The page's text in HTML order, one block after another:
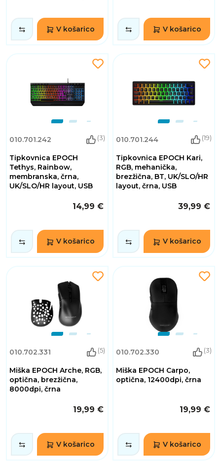
V košarico V košarico
010.701.242 (3)
Tipkovnica EPOCH
Tethys, Rainbow,
membranska, črna,
UK/SLO/HR layout, USB
14,99 €
V košarico
010.701.244 (19)
Tipkovnica EPOCH Kari,
RGB, mehanička,
brezžična, BT, UK/SLO/HR
layout, črna, USB
39,99 €
V košarico
010.702.331 (5)
Miška EPOCH Arche, RGB,
optična, brezžična,
8000dpi, črna
19,99 €
V košarico
010.702.330 (3)
Miška EPOCH Carpo,
optična, 12400dpi, črna
19,99 €
V košarico